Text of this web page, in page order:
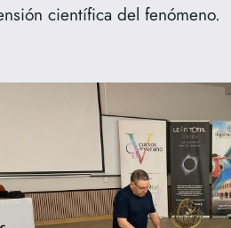
científica del fenómeno.